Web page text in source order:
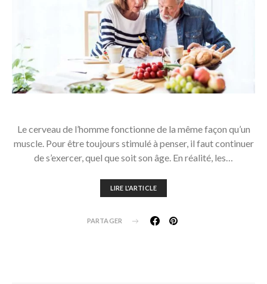
Le cerveau de l’homme fonctionne de la même façon qu’un
muscle. Pour être toujours stimulé à penser, il faut continuer
de s’exercer, quel que soit son âge. En réalité, les…
LIRE L'ARTICLE
PARTAGER